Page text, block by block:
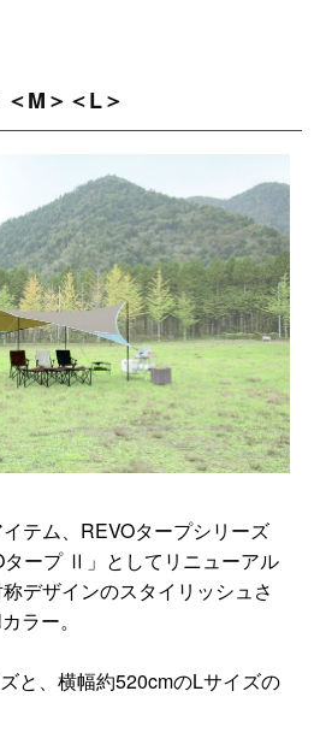
M＞＜L＞
テム、REVOタープシリーズ
ープ Ⅱ」としてリニューアル
デザインのスタイリッシュさ
ラー。
と、横幅約520cmのLサイズの